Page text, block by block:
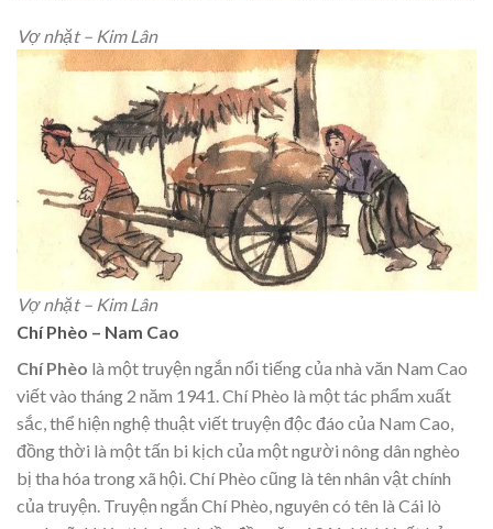
Vợ nhặt – Kim Lân
Vợ nhặt – Kim Lân
Chí Phèo – Nam Cao
Chí Phèo là một truyện ngắn nổi tiếng của nhà văn Nam Cao
viết vào tháng 2 năm 1941. Chí Phèo là một tác phẩm xuất
sắc, thể hiện nghệ thuật viết truyện độc đáo của Nam Cao,
đồng thời là một tấn bi kịch của một người nông dân nghèo
bị tha hóa trong xã hội. Chí Phèo cũng là tên nhân vật chính
của truyện. Truyện ngắn Chí Phèo, nguyên có tên là Cái lò